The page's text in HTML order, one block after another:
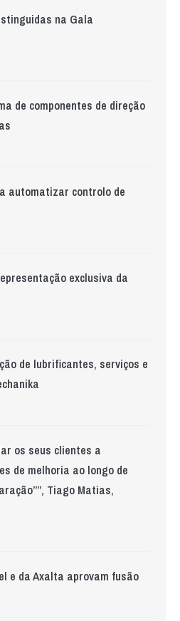
na Gala
de componentes de direção
automatizar controlo de
exclusiva da
de lubrificantes, serviços e
os seus clientes a
de melhoria ao longo de
Tiago Matias,
e da Axalta aprovam fusão